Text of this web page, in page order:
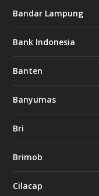
Bandar Lampung
Bank Indonesia
Banten
Banyumas
Bri
Brimob
Cilacap